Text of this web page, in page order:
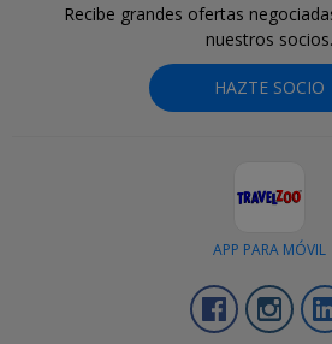
Recibe grandes ofertas
nuestros socios.
HAZTE SOCIO
APP PARA MÓVIL